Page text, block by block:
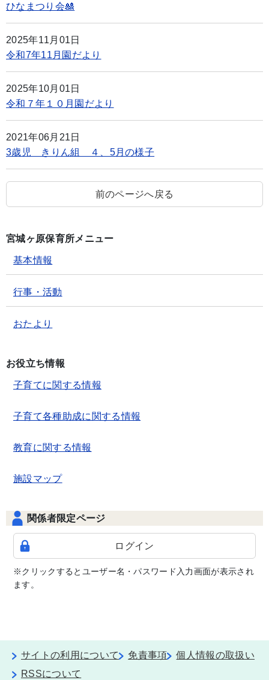
ひなまつり会🎎
2025年11月01日
令和7年11月園だより
2025年10月01日
令和７年１０月園だより
2021年06月21日
3歳児 きりん組 ４、5月の様子
前のページへ戻る
宮城ヶ原保育所メニュー
基本情報
行事・活動
おたより
お役立ち情報
子育てに関する情報
子育て各種助成に関する情報
教育に関する情報
施設マップ
関係者限定ページ
ログイン
※クリックするとユーザー名・パスワード入力画面が表示され
ます。
サイトの利用について 免責事項
個人情報の取扱い
RSSについて